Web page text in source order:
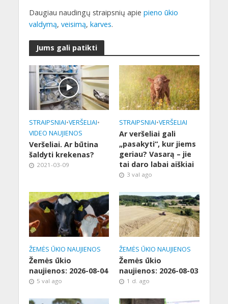
Daugiau naudingų straipsnių apie pieno ūkio
valdymą, veisimą, karves.
Jums gali patikti
STRAIPSNIAI•VERŠELIAI•
VIDEO NAUJIENOS
Veršeliai. Ar būtina
šaldyti krekenas?
2021-03-09
STRAIPSNIAI•VERŠELIAI
Ar veršeliai gali
„pasakyti“, kur jiems
geriau? Vasarą – jie
tai daro labai aiškiai
3 val ago
ŽEMĖS ŪKIO NAUJIENOS
Žemės ūkio
naujienos: 2026-08-04
5 val ago
ŽEMĖS ŪKIO NAUJIENOS
Žemės ūkio
naujienos: 2026-08-03
1 d. ago